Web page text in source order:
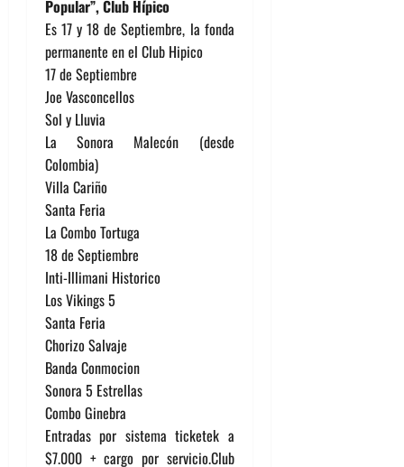
Popular”, Club Hípico
Es 17 y 18 de Septiembre, la fonda
permanente en el Club Hipico
17 de Septiembre
Joe Vasconcellos
Sol y Lluvia
La Sonora Malecón (desde
Colombia)
Villa Cariño
Santa Feria
La Combo Tortuga
18 de Septiembre
Inti-Illimani Historico
Los Vikings 5
Santa Feria
Chorizo Salvaje
Banda Conmocion
Sonora 5 Estrellas
Combo Ginebra
Entradas por sistema ticketek a
$7.000 + cargo por servicio.Club